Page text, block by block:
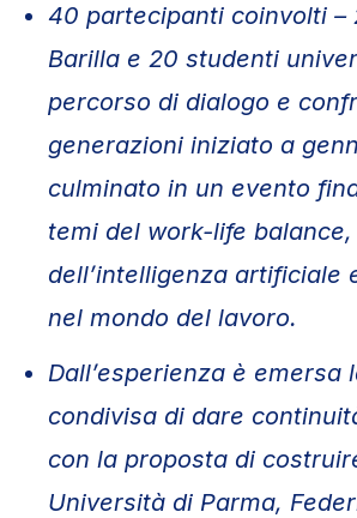
40 partecipanti coinvolti –
Barilla e 20 studenti
percorso di dialogo e
generazioni iniziato a
culminato in un evento
temi del work-life balance,
dell’intelligenza artificiale
nel mondo del lavoro.
Dall’esperienza è emersa
condivisa di dare
con la proposta di
Università di Parma,